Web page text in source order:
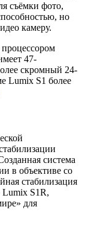
съёмки фото,
но
камеру.
47-
скромный 24-
Lumix S1 более
система
в объективе со
стабилизация
Lumix S1R,
для